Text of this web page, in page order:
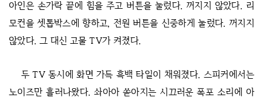
아인은 손가락 끝에 힘을 주고 버튼을 눌렀다. 꺼지지 않았다. 리
모컨을 셋톱박스에 향하고, 전원 버튼을 신중하게 눌렀다. 꺼지지
않았다. 그 대신 고물 TV가 켜졌다.
두 TV 동시에 화면 가득 흑백 타일이 채워졌다. 스피커에서는
노이즈만 흘러나왔다. 솨아아 쏟아지는 시끄러운 폭포 소리에 아